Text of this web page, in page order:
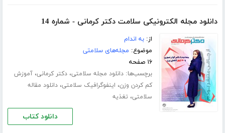
دانلود مجله الکترونیکی سلامت دکتر کرمانی - شماره 14
از:به اندام
موضوع: مجله‌های سلامتی
۱۶ صفحه
برچسب‌ها:دانلود مجله سلامتی،دکتر کرمانی،آموزش
کم کردن وزن، اینفوگرافیک سلامتی،دانلود مقاله
سلامتی، تغذیه
دانلود کتاب